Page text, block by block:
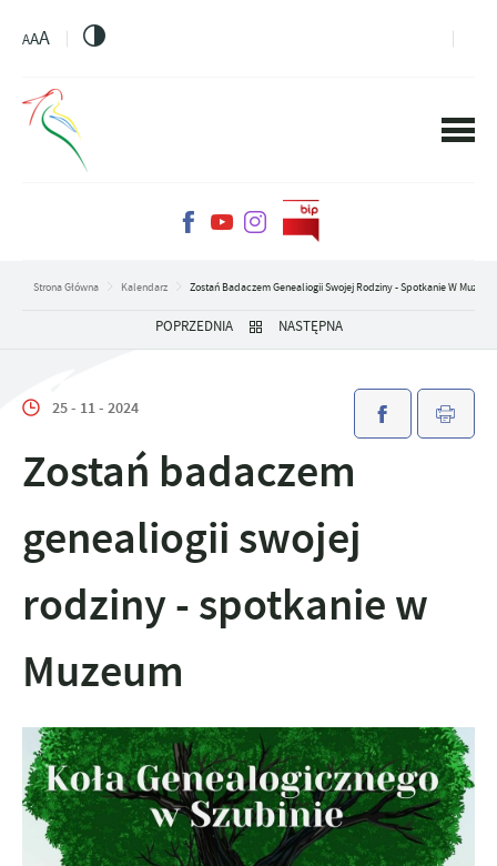
AAA
Strona Główna Kalendarz Zostań Badaczem Genealiogii Swojej Rodziny - Spotkanie W Muzeum
POPRZEDNIA NASTĘPNA
25 - 11 - 2024
Zostań badaczem
genealiogii swojej
rodziny - spotkanie w
Muzeum